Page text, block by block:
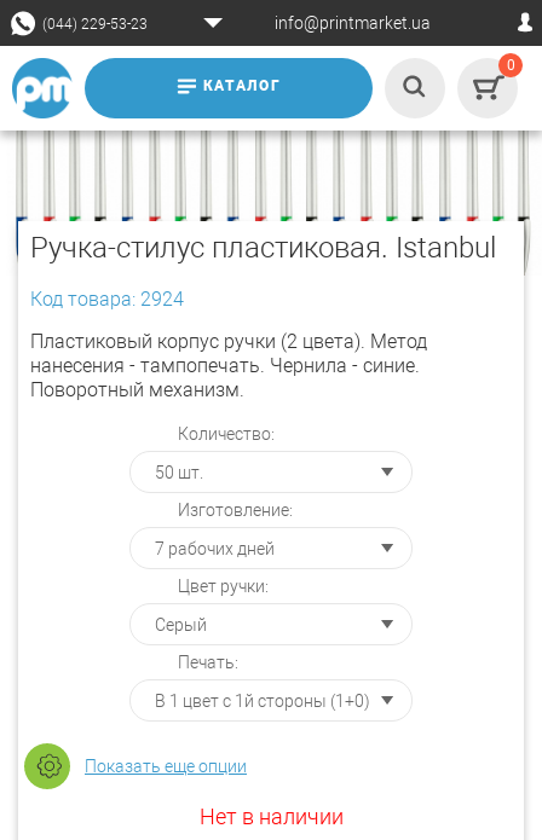
(044) 229-53-23 info@printmarket.ua
КАТАЛОГ
0
Ручка-стилус пластиковая. Istanbul
Код товара: 2924
Пластиковый корпус ручки (2 цвета). Метод
нанесения - тампопечать. Чернила - синие.
Поворотный механизм.
Количество:
Изготовление:
Цвет ручки:
Печать:
Показать еще опции
Нет в наличии